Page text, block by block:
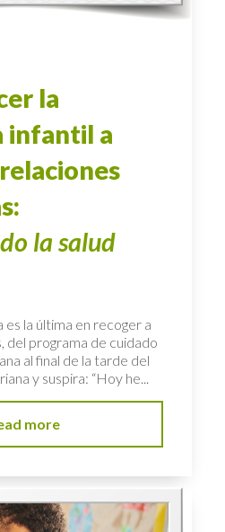
la
infantil a
la salud
es la última en recoger a
del programa de cuidado
al final de la tarde del
y suspira: “Hoy he...
more